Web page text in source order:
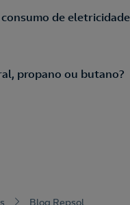
de
propano ou butano?
Blog Repsol